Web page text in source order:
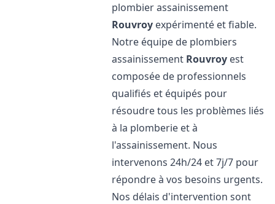
plombier assainissement
Rouvroy expérimenté et fiable.
Notre équipe de plombiers
assainissement Rouvroy est
composée de professionnels
qualifiés et équipés pour
résoudre tous les problèmes liés
à la plomberie et à
l'assainissement. Nous
intervenons 24h/24 et 7j/7 pour
répondre à vos besoins urgents.
Nos délais d'intervention sont